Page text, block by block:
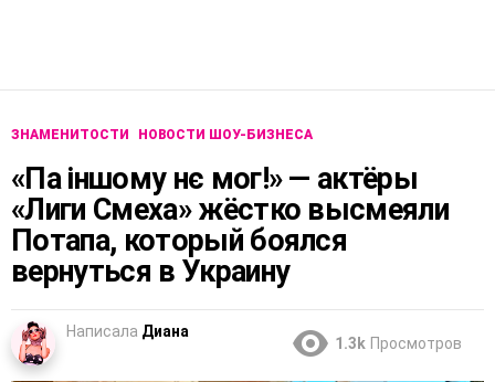
ЗНАМЕНИТОСТИ НОВОСТИ ШОУ-БИЗНЕСА
«Па іншому нє мог!» — актёры
«Лиги Смеха» жёстко высмеяли
Потапа, который боялся
вернуться в Украину
Написала Диана
1.3k Просмотров